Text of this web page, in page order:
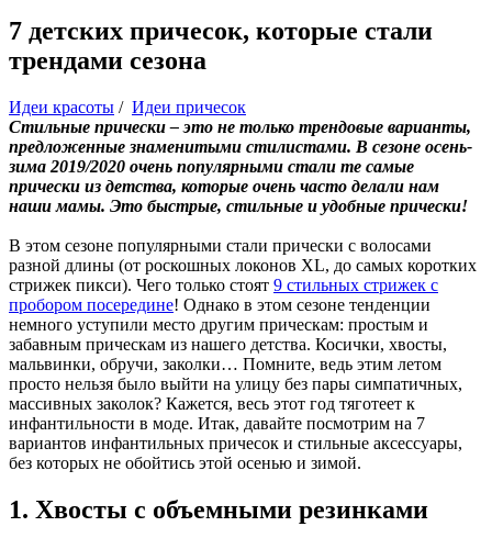
7 детских причесок, которые стали
трендами сезона
Идеи красоты / Идеи причесок
Стильные прически – это не только трендовые варианты,
предложенные знаменитыми стилистами. В сезоне осень-
зима 2019/2020 очень популярными стали те самые
прически из детства, которые очень часто делали нам
наши мамы. Это быстрые, стильные и удобные прически!
В этом сезоне популярными стали прически с волосами
разной длины (от роскошных локонов XL, до самых коротких
стрижек пикси). Чего только стоят 9 стильных стрижек с
пробором посередине! Однако в этом сезоне тенденции
немного уступили место другим прическам: простым и
забавным прическам из нашего детства. Косички, хвосты,
мальвинки, обручи, заколки… Помните, ведь этим летом
просто нельзя было выйти на улицу без пары симпатичных,
массивных заколок? Кажется, весь этот год тяготеет к
инфантильности в моде. Итак, давайте посмотрим на 7
вариантов инфантильных причесок и стильные аксессуары,
без которых не обойтись этой осенью и зимой.
1. Хвосты с объемными резинками